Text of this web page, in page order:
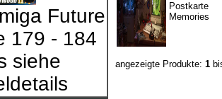
Future
179 - 184
siehe
Postkarte
Memories
angezeigte Produkte: 1